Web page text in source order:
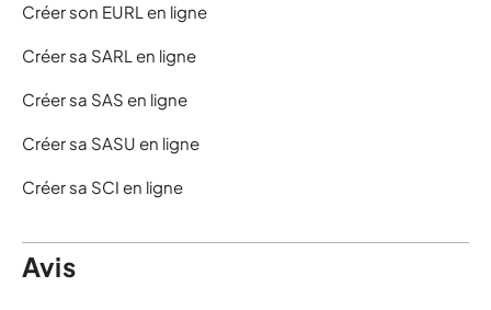
Créer son EURL en ligne
Créer sa SARL en ligne
Créer sa SAS en ligne
Créer sa SASU en ligne
Créer sa SCI en ligne
Avis